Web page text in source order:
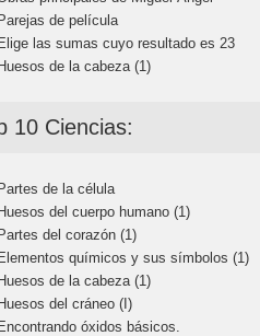
de película
las sumas cuyo resultado es 23
de la cabeza (1)
10 Ciencias:
de la célula
del cuerpo humano (1)
del corazón (1)
químicos y sus símbolos (1)
de la cabeza (1)
del cráneo (I)
óxidos básicos.